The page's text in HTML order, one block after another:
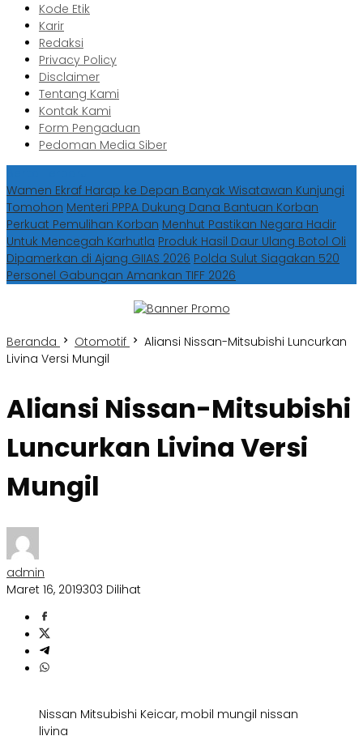
Kode Etik
Karir
Redaksi
Privacy Policy
Disclaimer
Tentang Kami
Kontak Kami
Form Pengaduan
Pedoman Media Siber
Wamen Ekraf Harap ke Depan Banyak Wisatawan Kunjungi
Tomohon Menteri PPPA Dukung Dana Bantuan Korban
Perkuat Pemulihan Korban Menhut Pastikan Negara Hadir
Untuk Mencegah Karhutla Produk Hasil Daur Ulang Botol Oli
Dipamerkan di Ajang GIIAS 2026 Polda Sulut Siagakan 520
Personel Gabungan Amankan TIFF 2026
Beranda Otomotif
Aliansi Nissan-Mitsubishi Luncurkan
Livina Versi Mungil
Aliansi Nissan-Mitsubishi
Luncurkan Livina Versi
Mungil
admin
Maret 16, 2019303 Dilihat
Nissan Mitsubishi Keicar, mobil mungil nissan
livina